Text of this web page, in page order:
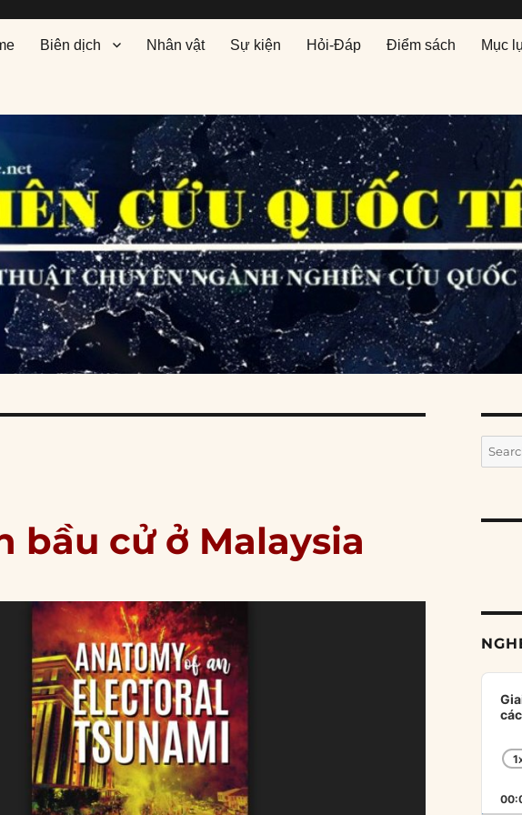
Biên dịch Nhân vật Sự kiện Hỏi-Đáp Điểm sách Mục
bầu cử ở Malaysia
Search
for:
Audio
Player
1